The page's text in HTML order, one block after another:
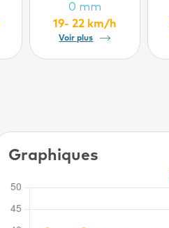
0 mm
19- 22 km/h
Voir plus
Graphiques